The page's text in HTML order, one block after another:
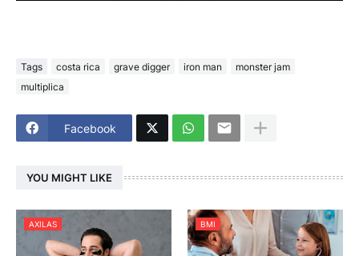
Tags costa rica grave digger iron man
monster jam
multiplica
Facebook
YOU MIGHT LIKE
AXILAS BMI